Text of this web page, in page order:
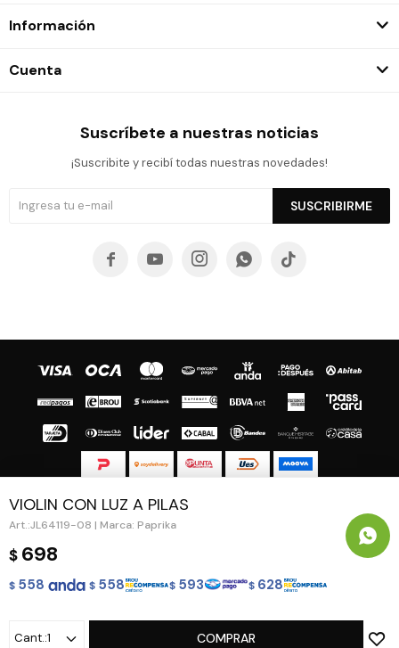
VIOLIN CON LUZ A PILAS
JL64119-08 | Marca: Paprika
$ 698
$ 558 $ 558 $ 593 $ 628
1 COMPRAR
Información
Cuenta
Suscríbete a nuestras noticias
¡Suscribite y recibí todas nuestras novedades!
SUSCRIBIRME
    
© Copyright 2026 / Guapa - Paprika